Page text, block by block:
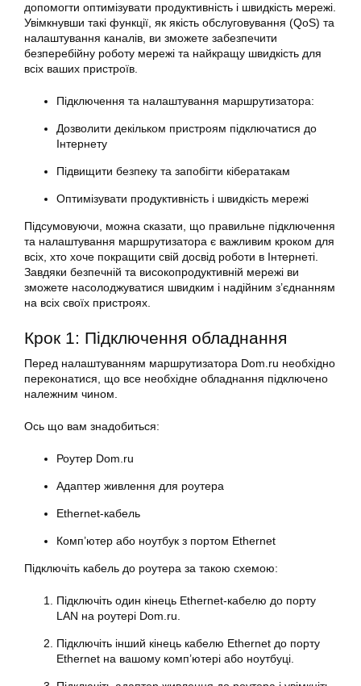
допомогти оптимізувати продуктивність і швидкість мережі.
Увімкнувши такі функції, як якість обслуговування (QoS) та
налаштування каналів, ви зможете забезпечити
безперебійну роботу мережі та найкращу швидкість для
всіх ваших пристроїв.
Підключення та налаштування маршрутизатора:
Дозволити декільком пристроям підключатися до
Інтернету
Підвищити безпеку та запобігти кібератакам
Оптимізувати продуктивність і швидкість мережі
Підсумовуючи, можна сказати, що правильне підключення
та налаштування маршрутизатора є важливим кроком для
всіх, хто хоче покращити свій досвід роботи в Інтернеті.
Завдяки безпечній та високопродуктивній мережі ви
зможете насолоджуватися швидким і надійним з’єднанням
на всіх своїх пристроях.
Крок 1: Підключення обладнання
Перед налаштуванням маршрутизатора Dom.ru необхідно
переконатися, що все необхідне обладнання підключено
належним чином.
Ось що вам знадобиться:
Роутер Dom.ru
Адаптер живлення для роутера
Ethernet-кабель
Комп’ютер або ноутбук з портом Ethernet
Підключіть кабель до роутера за такою схемою:
Підключіть один кінець Ethernet-кабелю до порту
LAN на роутері Dom.ru.
Підключіть інший кінець кабелю Ethernet до порту
Ethernet на вашому комп’ютері або ноутбуці.